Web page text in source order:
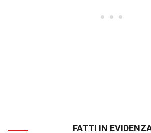
FATTI IN